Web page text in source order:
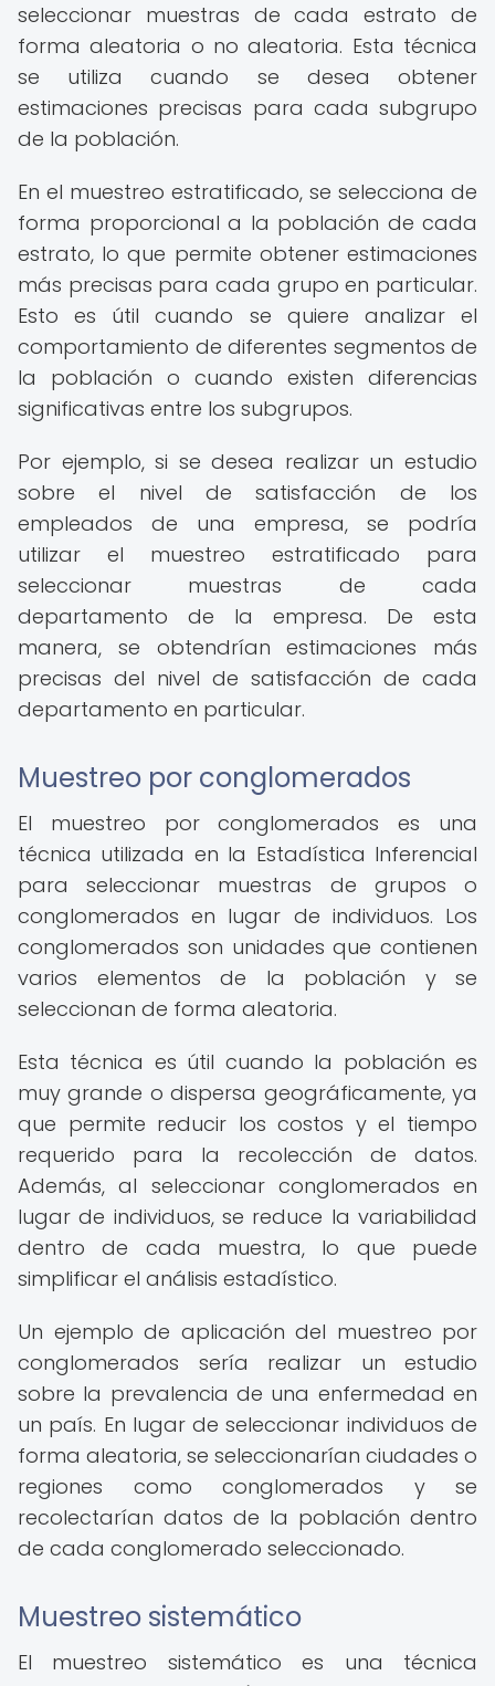
seleccionar muestras de cada estrato de
forma aleatoria o no aleatoria. Esta técnica
se utiliza cuando se desea obtener
estimaciones precisas para cada subgrupo
de la población.
En el muestreo estratificado, se selecciona de
forma proporcional a la población de cada
estrato, lo que permite obtener estimaciones
más precisas para cada grupo en particular.
Esto es útil cuando se quiere analizar el
comportamiento de diferentes segmentos de
la población o cuando existen diferencias
significativas entre los subgrupos.
Por ejemplo, si se desea realizar un estudio
sobre el nivel de satisfacción de los
empleados de una empresa, se podría
utilizar el muestreo estratificado para
seleccionar muestras de cada
departamento de la empresa. De esta
manera, se obtendrían estimaciones más
precisas del nivel de satisfacción de cada
departamento en particular.
Muestreo por conglomerados
El muestreo por conglomerados es una
técnica utilizada en la Estadística Inferencial
para seleccionar muestras de grupos o
conglomerados en lugar de individuos. Los
conglomerados son unidades que contienen
varios elementos de la población y se
seleccionan de forma aleatoria.
Esta técnica es útil cuando la población es
muy grande o dispersa geográficamente, ya
que permite reducir los costos y el tiempo
requerido para la recolección de datos.
Además, al seleccionar conglomerados en
lugar de individuos, se reduce la variabilidad
dentro de cada muestra, lo que puede
simplificar el análisis estadístico.
Un ejemplo de aplicación del muestreo por
conglomerados sería realizar un estudio
sobre la prevalencia de una enfermedad en
un país. En lugar de seleccionar individuos de
forma aleatoria, se seleccionarían ciudades o
regiones como conglomerados y se
recolectarían datos de la población dentro
de cada conglomerado seleccionado.
Muestreo sistemático
El muestreo sistemático es una técnica